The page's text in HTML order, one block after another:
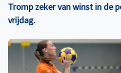
Tromp zeker van winst in de
vrijdag.